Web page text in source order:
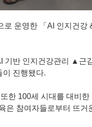
운영한 「AI 인지건강
기반 인지건강관리 ▲
진행됐다.
한 100세 시대를 대비
은 참여자들로부터 뜨